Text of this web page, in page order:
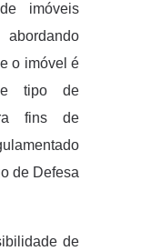
imóveis
o imóvel é
tipo de
fins de
de Defesa
de